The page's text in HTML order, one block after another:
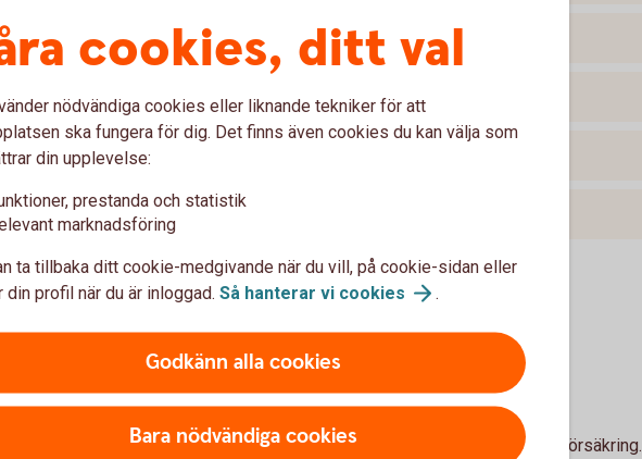
snöskoterförsäkring
din försäkring
Via telefon
Direkt kontakt med våra specialister på försäkring.
cookies, ditt val
nödvändiga cookies eller liknande tekniker för att
ska fungera för dig. Det finns även cookies du kan välja som
din upplevelse:
prestanda och statistik
marknadsföring
ta tillbaka ditt cookie-medgivande när du vill, på cookie-sidan eller
din profil när du är inloggad. Så hanterar vi cookies .
Godkänn alla cookies
Bara nödvändiga cookies